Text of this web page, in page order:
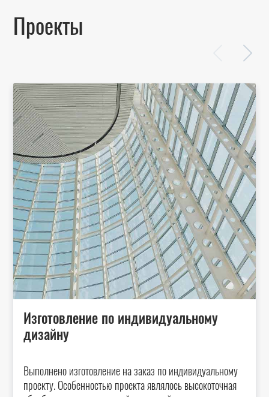
Проекты
Изготовление по индивидуальному
дизайну
Выполнено изготовление на заказ по индивидуальному
проекту. Особенностью проекта являлось высокоточная